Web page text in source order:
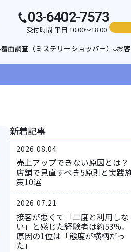
03-6402-7573
受付時間 平日 10:00〜18:00
覆面調査（ミステリーショッパー） お
新着記事
2026.08.04
売上アップできない原因とは？
店舗で見直すべき5原則と実践
策10選
2026.07.21
接客が悪くて「二度と利用しな
い」と感じた経験者は約53%。
原因の1位は「態度が横柄だっ
た」